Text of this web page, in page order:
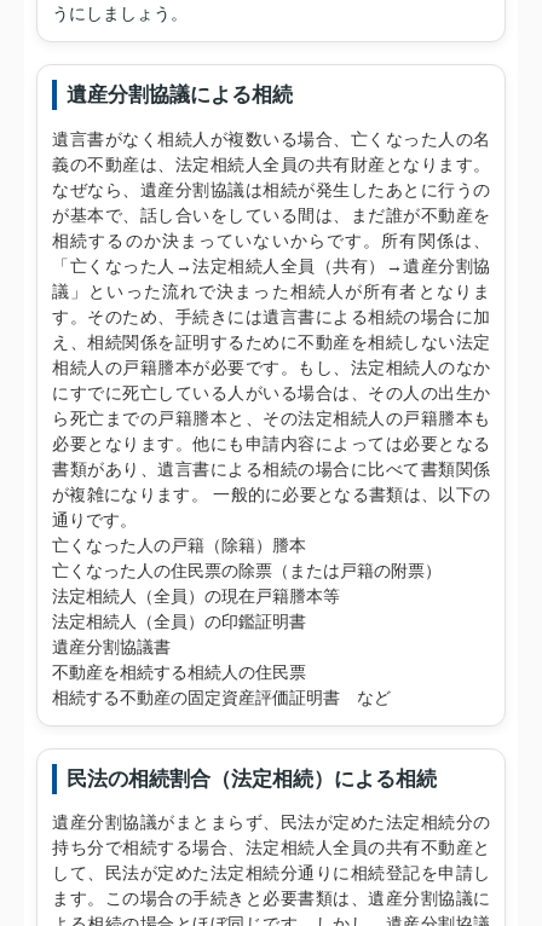
うにしましょう。
遺産分割協議による相続
遺言書がなく相続人が複数いる場合、亡くなった人の名
義の不動産は、法定相続人全員の共有財産となります。
なぜなら、遺産分割協議は相続が発生したあとに行うの
が基本で、話し合いをしている間は、まだ誰が不動産を
相続するのか決まっていないからです。所有関係は、
「亡くなった人→法定相続人全員（共有）→遺産分割協
議」といった流れで決まった相続人が所有者となりま
す。そのため、手続きには遺言書による相続の場合に加
え、相続関係を証明するために不動産を相続しない法定
相続人の戸籍謄本が必要です。もし、法定相続人のなか
にすでに死亡している人がいる場合は、その人の出生か
ら死亡までの戸籍謄本と、その法定相続人の戸籍謄本も
必要となります。他にも申請内容によっては必要となる
書類があり、遺言書による相続の場合に比べて書類関係
が複雑になります。 一般的に必要となる書類は、以下の
通りです。
亡くなった人の戸籍（除籍）謄本
亡くなった人の住民票の除票（または戸籍の附票）
法定相続人（全員）の現在戸籍謄本等
法定相続人（全員）の印鑑証明書
遺産分割協議書
不動産を相続する相続人の住民票
相続する不動産の固定資産評価証明書 など
民法の相続割合（法定相続）による相続
遺産分割協議がまとまらず、民法が定めた法定相続分の
持ち分で相続する場合、法定相続人全員の共有不動産と
して、民法が定めた法定相続分通りに相続登記を申請し
ます。この場合の手続きと必要書類は、遺産分割協議に